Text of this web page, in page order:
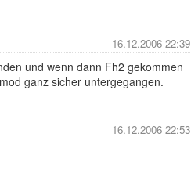
16.12.2006 22:39
und wenn dann Fh2 gekommen
ganz sicher untergegangen.
16.12.2006 22:53